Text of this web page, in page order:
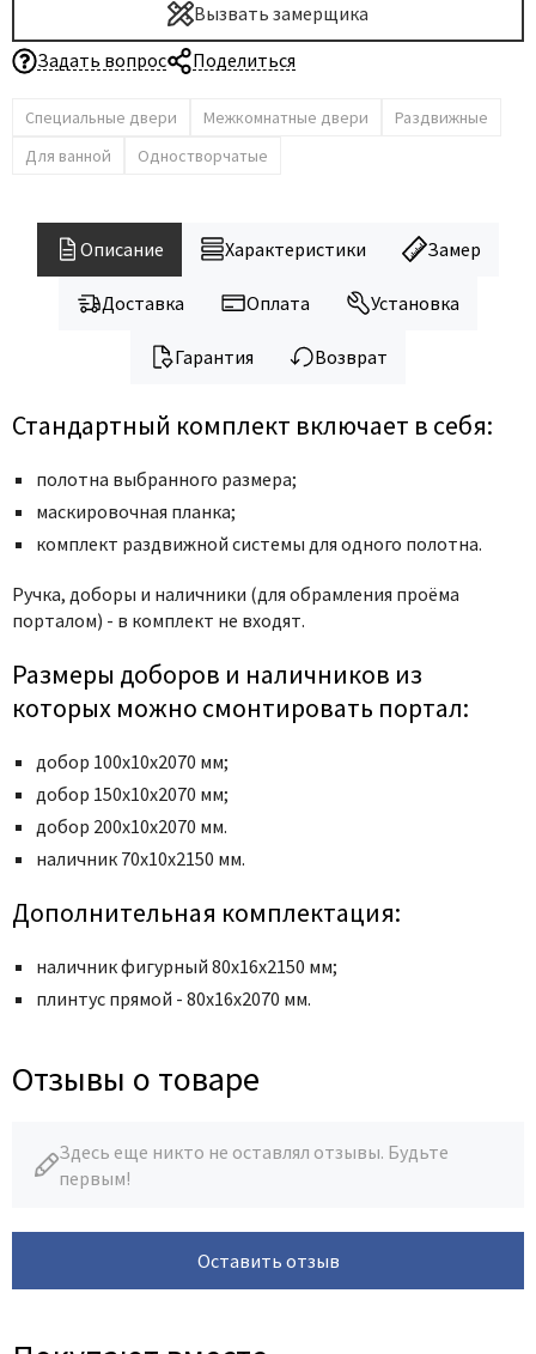
Вызвать замерщика
Задать вопрос
Поделиться
Специальные двери Межкомнатные двери
Раздвижные
Для ванной
Одностворчатые
Описание Характеристики Замер
Доставка Оплата Установка
Гарантия Возврат
Стандартный комплект включает в себя:
полотна выбранного размера;
маскировочная планка;
комплект раздвижной системы для одного полотна.
Ручка, доборы и наличники (для обрамления проёма
порталом) - в комплект не входят.
Размеры доборов и наличников из
которых можно смонтировать портал:
добор 100х10х2070 мм;
добор 150х10х2070 мм;
добор 200х10х2070 мм.
наличник 70x10x2150 мм.
Дополнительная комплектация:
наличник фигурный 80х16х2150 мм;
плинтус прямой - 80х16х2070 мм.
Отзывы о товаре
Здесь еще никто не оставлял отзывы. Будьте
первым!
Оставить отзыв